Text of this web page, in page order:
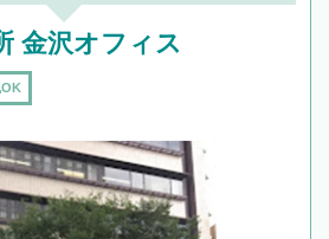
金沢オフィス
OK